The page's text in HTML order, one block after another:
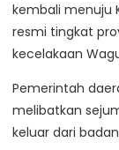
kembali menuju
resmi tingkat
kecelakaan
Pemerintah
melibatkan
keluar dari